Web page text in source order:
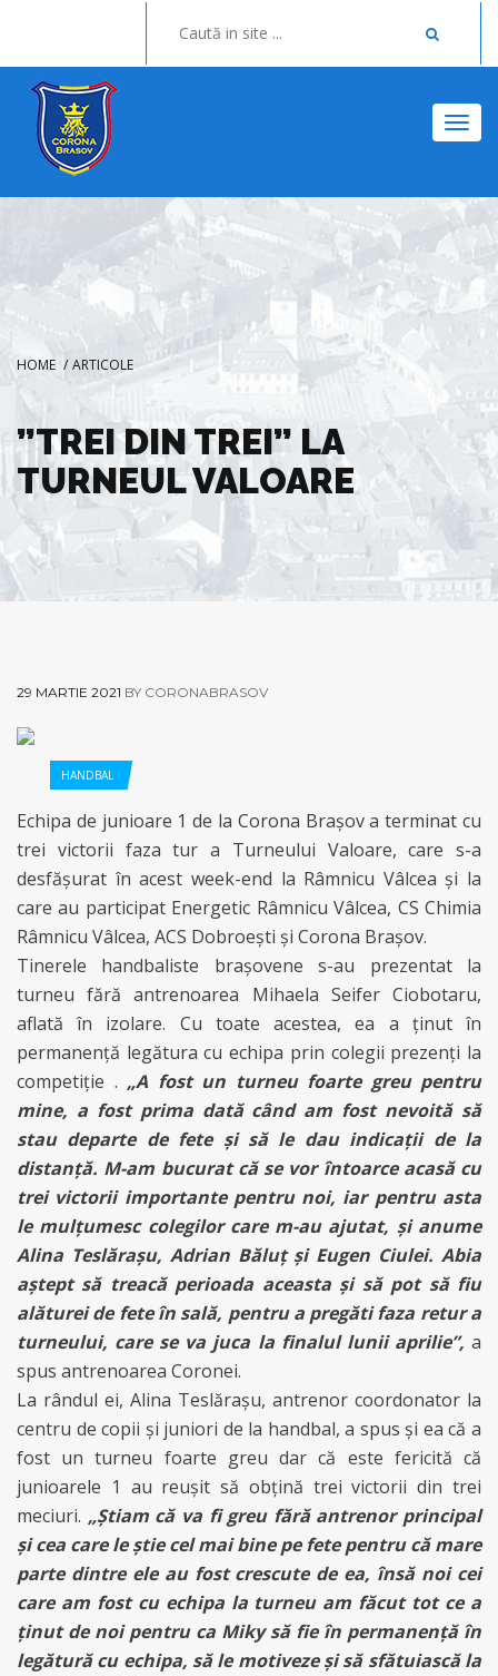
HOME / ARTICOLE
”TREI DIN TREI” LA
TURNEUL VALOARE
29 MARTIE 2021 BY CORONABRASOV
HANDBAL
Echipa de junioare 1 de la Corona Braşov a terminat cu
trei victorii faza tur a Turneului Valoare, care s-a
desfăşurat în acest week-end la Râmnicu Vâlcea şi la
care au participat Energetic Râmnicu Vâlcea, CS Chimia
Râmnicu Vâlcea, ACS Dobroeşti şi Corona Braşov.
Tinerele handbaliste braşovene s-au prezentat la
turneu fără antrenoarea Mihaela Seifer Ciobotaru,
aflată în izolare. Cu toate acestea, ea a ţinut în
permanenţă legătura cu echipa prin colegii prezenţi la
competiţie . „A fost un turneu foarte greu pentru
mine, a fost prima dată când am fost nevoită să
stau departe de fete şi să le dau indicaţii de la
distanţă. M-am bucurat că se vor întoarce acasă cu
trei victorii importante pentru noi, iar pentru asta
le mulţumesc colegilor care m-au ajutat, şi anume
Alina Teslăraşu, Adrian Băluţ şi Eugen Ciulei. Abia
aştept să treacă perioada aceasta şi să pot să fiu
alăturei de fete în sală, pentru a pregăti faza retur a
turneului, care se va juca la finalul lunii aprilie”, a
spus antrenoarea Coronei.
La rândul ei, Alina Teslăraşu, antrenor coordonator la
centru de copii şi juniori de la handbal, a spus şi ea că a
fost un turneu foarte greu dar că este fericită că
junioarele 1 au reuşit să obţină trei victorii din trei
meciuri. „Ştiam că va fi greu fără antrenor principal
şi cea care le ştie cel mai bine pe fete pentru că mare
parte dintre ele au fost crescute de ea, însă noi cei
care am fost cu echipa la turneu am făcut tot ce a
ţinut de noi pentru ca Miky să fie în permanenţă în
legătură cu echipa, să le motiveze şi să sfătuiască la